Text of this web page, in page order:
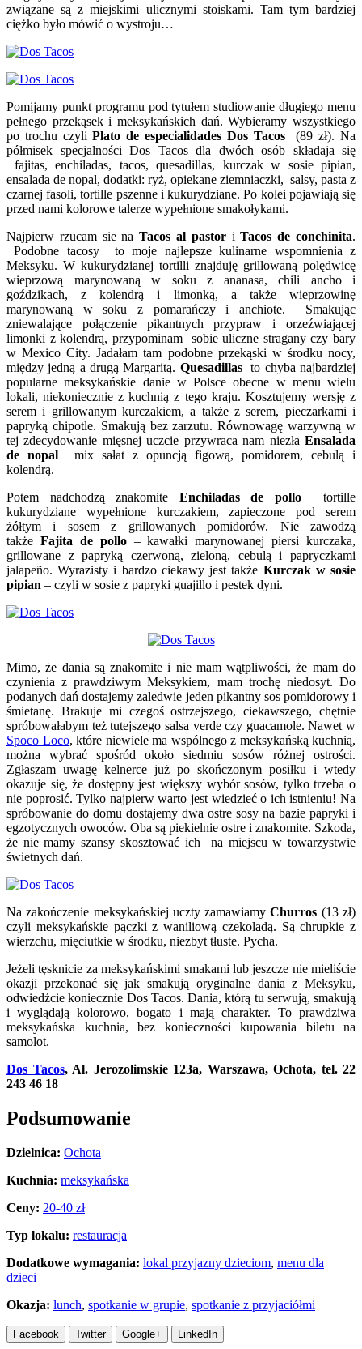
związane są z miejskimi ulicznymi stoiskami. Tam tym bardziej
ciężko było mówić o wystroju…
Pomijamy punkt programu pod tytułem studiowanie długiego menu
pełnego przekąsek i meksykańskich dań. Wybieramy wszystkiego
po trochu czyliPlato de especialidades Dos Tacos(89 zł). Na
półmisek specjalności Dos Tacos dla dwóch osób składaja się
fajitas, enchiladas, tacos, quesadillas, kurczak w sosie pipian,
ensalada de nopal, dodatki: ryż, opiekane ziemniaczki, salsy, pasta z
czarnej fasoli, tortille pszenne i kukurydziane. Po kolei pojawiają się
przed nami kolorowe talerze wypełnione smakołykami.
Najpierw rzucam sie naTacos al pastor iTacos de conchinita.
Podobne tacosy to moje najlepsze kulinarne wspomnienia z
Meksyku. W kukurydzianej tortilli znajduję grillowaną polędwicę
wieprzową marynowaną w soku z ananasa, chili ancho i
goździkach, z kolendrą i limonką, a także wieprzowinę
marynowaną w soku z pomarańczy i anchiote. Smakując
zniewalające połączenie pikantnych przypraw i orzeźwiającej
limonki z kolendrą, przypominam sobie uliczne stragany czy bary
w Mexico City. Jadałam tam podobne przekąski w środku nocy,
między jedną a drugą Margaritą. Quesadillasto chyba najbardziej
popularne meksykańskie danie w Polsce obecne w menu wielu
lokali, niekoniecznie z kuchnią z tego kraju. Kosztujemy wersję z
serem i grillowanym kurczakiem, a także z serem, pieczarkami i
papryką chipotle. Smakują bez zarzutu. Równowagę warzywną w
tej zdecydowanie mięsnej uczcie przywraca nam niezła Ensalada
de nopal mix sałat z opuncją figową, pomidorem, cebulą i
kolendrą.
Potem nadchodzą znakomite Enchiladas de pollotortille
kukurydziane wypełnione kurczakiem, zapieczone pod serem
żółtym i sosem z grillowanych pomidorów. Nie zawodzą
także Fajita de pollo– kawałki marynowanej piersi kurczaka,
grillowane z papryką czerwoną, zieloną, cebulą i papryczkami
jalapeño. Wyrazisty i bardzo ciekawy jest także Kurczak w sosie
pipian – czyli w sosie z papryki guajillo i pestek dyni.
Mimo, że dania są znakomite i nie mam wątpliwości, że mam do
czynienia z prawdziwym Meksykiem, mam trochę niedosyt. Do
podanych dań dostajemy zaledwie jeden pikantny sos pomidorowy i
śmietanę. Brakuje mi czegoś ostrzejszego, ciekawszego, chętnie
spróbowałabym też tutejszego salsa verde czy guacamole. Nawet w
Spoco Loco, które niewiele ma wspólnego z meksykańską kuchnią,
można wybrać spośród około siedmiu sosów różnej ostrości.
Zgłaszam uwagę kelnerce już po skończonym posiłku i wtedy
okazuje się, że dostępny jest większy wybór sosów, tylko trzeba o
nie poprosić. Tylko najpierw warto jest wiedzieć o ich istnieniu! Na
spróbowanie do domu dostajemy dwa ostre sosy na bazie papryki i
egzotycznych owoców. Oba są piekielnie ostre i znakomite. Szkoda,
że nie mamy szansy skosztować ich na miejscu w towarzystwie
świetnych dań.
Na zakończenie meksykańskiej uczty zamawiamyChurros (13 zł)
czyli meksykańskie pączki z waniliową czekoladą. Są chrupkie z
wierzchu, mięciutkie w środku, niezbyt tłuste. Pycha.
Jeżeli tęsknicie za meksykańskimi smakami lub jeszcze nie mieliście
okazji przekonać się jak smakują oryginalne dania z Meksyku,
odwiedźcie koniecznie Dos Tacos. Dania, którą tu serwują, smakują
i wyglądają kolorowo, bogato i mają charakter. To prawdziwa
meksykańska kuchnia, bez konieczności kupowania biletu na
samolot.
Dos Tacos, Al. Jerozolimskie 123a, Warszawa, Ochota, tel. 22
243 46 18
Podsumowanie
Dzielnica: Ochota
Kuchnia: meksykańska
Ceny: 20-40 zł
Typ lokalu: restauracja
Dodatkowe wymagania: lokal przyjazny dzieciom, menu dla
dzieci
Okazja: lunch, spotkanie w grupie, spotkanie z przyjaciółmi
Facebook Twitter Google+ LinkedIn